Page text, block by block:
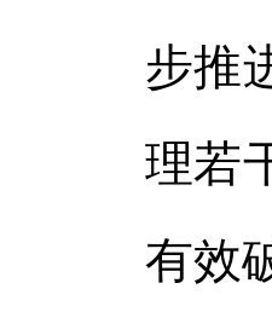
步推
理若
有效